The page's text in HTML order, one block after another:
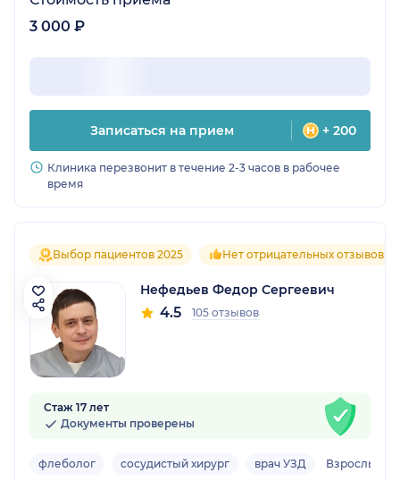
3 000 ₽
Записаться на прием + 200
Клиника перезвонит в течение 2-3 часов в рабочее
время
Выбор пациентов 2025 Нет отрицательных отзывов
Нефедьев Федор Сергеевич
4.5 105 отзывов
Стаж 17 лет
Документы проверены
флеболог сосудистый хирург врач УЗД Взрослый